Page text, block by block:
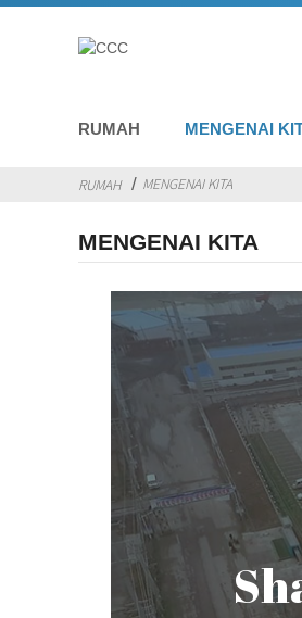
RUMAH MENGENAI
RUMAH MENGENAI KITA
MENGENAI KITA